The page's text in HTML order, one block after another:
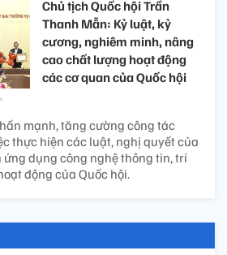
Chủ tịch Quốc hội Trần
Thanh Mẫn: Kỷ luật, kỷ
cương, nghiêm minh, nâng
cao chất lượng hoạt động
các cơ quan của Quốc hội
mạnh, tăng cường công tác
thực hiện các luật, nghị quyết của
ứng dụng công nghệ thông tin, trí
động của Quốc hội.